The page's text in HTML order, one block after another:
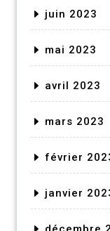
juin 2023
mai 2023
avril 2023
mars 2023
février
janvier